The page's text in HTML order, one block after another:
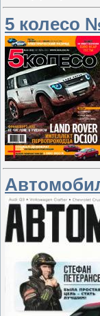
5 колесо